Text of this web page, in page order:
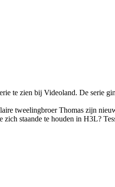
te zien bij Videoland. De serie
tweelingbroer Thomas zijn
zich staande te houden in H3L?